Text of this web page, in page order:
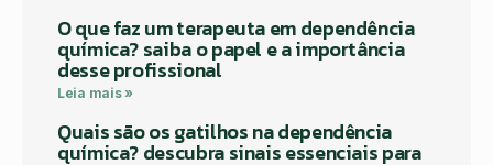
O que faz um terapeuta em dependência
química? saiba o papel e a importância
desse profissional
Leia mais »
Quais são os gatilhos na dependência
química? descubra sinais essenciais para